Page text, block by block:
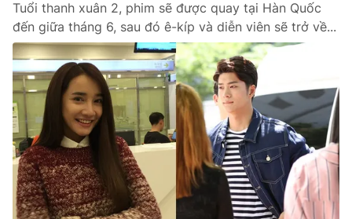
Tuổi thanh xuân 2, phim sẽ được quay tại Hàn Quốc
đến giữa tháng 6, sau đó ê-kíp và diễn viên sẽ trở về...